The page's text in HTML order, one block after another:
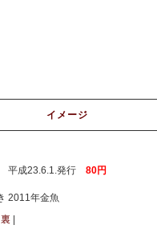
イメージ
平成23.6.1.発行 80円
裏